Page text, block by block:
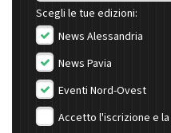
Scegli le tue edizioni:
News Alessandria
News Pavia
Eventi Nord-Ovest
Accetto l'iscrizione e la